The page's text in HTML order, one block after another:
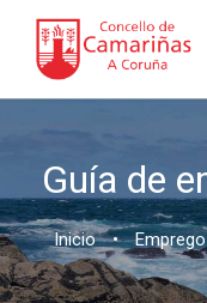
Guía de
Inicio •